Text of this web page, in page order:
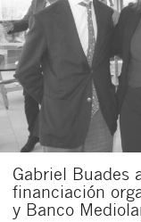
Gabriel Buades
financiación
y Banco